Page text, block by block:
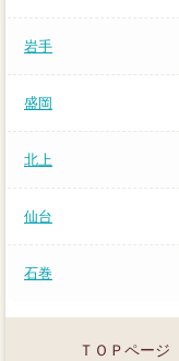
岩手
盛岡
北上
仙台
石巻
ＴＯＰページ